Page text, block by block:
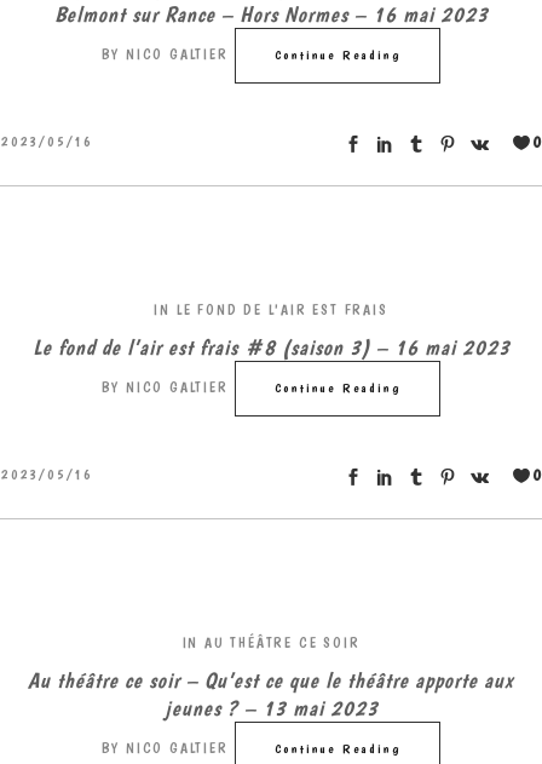
Belmont sur Rance – Hors Normes – 16 mai 2023
BY NICO GALTIER Continue Reading
2023/05/16 0
IN LE FOND DE L'AIR EST FRAIS
Le fond de l’air est frais #8 (saison 3) – 16 mai 2023
BY NICO GALTIER Continue Reading
2023/05/16 0
IN AU THÉÂTRE CE SOIR
Au théâtre ce soir – Qu’est ce que le théâtre apporte aux
jeunes ? – 13 mai 2023
BY NICO GALTIER Continue Reading